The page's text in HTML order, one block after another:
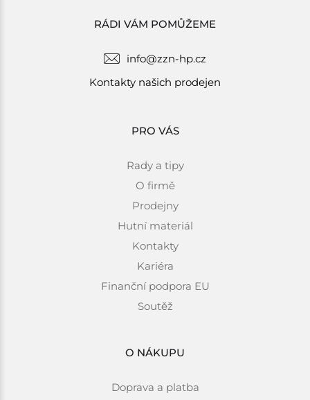
RÁDI VÁM POMŮŽEME
info@zzn-hp.cz
Kontakty našich prodejen
PRO VÁS
Rady a tipy
O firmě
Prodejny
Hutní materiál
Kontakty
Kariéra
Finanční podpora EU
Soutěž
O NÁKUPU
Doprava a platba